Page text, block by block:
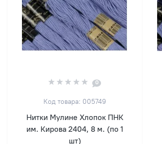
0
Код товара: 005749
Нитки Мулине Хлопок ПНК
им. Кирова 2404, 8 м. (по 1
шт)